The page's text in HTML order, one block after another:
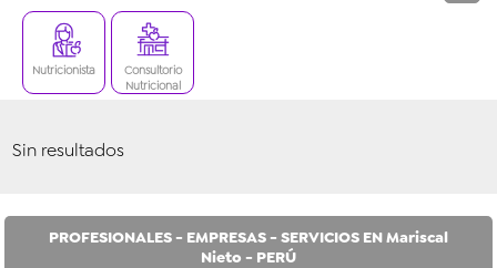
Nutricionista
Consultorio
Nutricional
Sin resultados
PROFESIONALES - EMPRESAS - SERVICIOS EN Mariscal
Nieto - PERÚ